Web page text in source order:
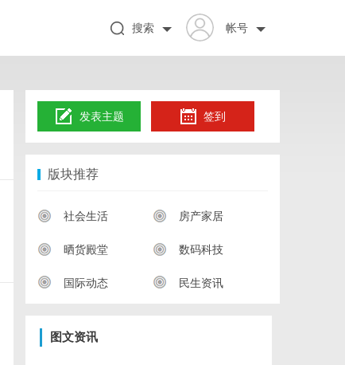
帐号
搜索
发表主题 签到
版块推荐
社会生活 房产家居
晒货殿堂 数码科技
国际动态 民生资讯
图文资讯